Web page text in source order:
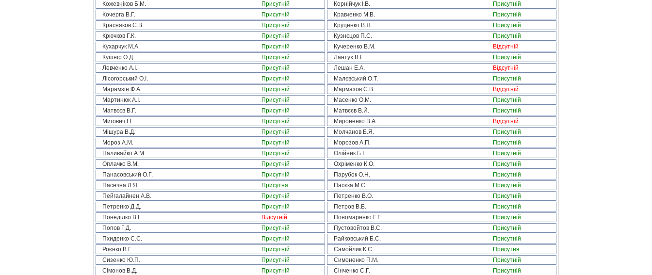
Кожевніков Б.М.
Присутній Корнійчук І.В.
Присутній
Кочерга В.Г.
Присутній Кравченко М.В.
Присутній
Красняков Є.В.
Присутній Круценко В.Я.
Присутній
Крючков Г.К.
Присутній Кузнєцов П.С.
Присутній
Кухарчук М.А.
Присутній Кучеренко В.М.
Відсутній
Кушнір О.Д.
Присутній Лантух В.І.
Присутній
Левченко А.І.
Присутній Лешан Е.А.
Відсутній
Лісогорський О.І.
Присутній Малєвський О.Т.
Присутній
Марамзін Ф.А.
Присутній Мармазов Є.В.
Відсутній
Мартинюк А.І.
Присутній Масенко О.М.
Присутній
Матвєєв В.Г.
Присутній Матвєєв В.Й.
Присутній
Мигович І.І.
Присутній Мироненко В.А.
Відсутній
Мішура В.Д.
Присутній Молчанов Б.Я.
Присутній
Мороз А.М.
Присутній Морозов А.П.
Присутній
Наливайко А.М.
Присутній Олійник Б.І.
Присутній
Оплачко В.М.
Присутній Охріменко К.О.
Присутній
Панасовський О.Г.
Присутній Парубок О.Н.
Присутній
Пасечна Л.Я.
Присутня Пасєка М.С.
Присутній
Пейгалайнен А.В.
Присутній Петренко В.О.
Присутній
Петренко Д.Д.
Присутній Петров В.Б.
Присутній
Понеділко В.І.
Відсутній Пономаренко Г.Г.
Присутній
Попов Г.Д.
Присутній Пустовойтов В.С.
Присутній
Пхиденко С.С.
Присутній Райковський Б.С.
Присутній
Роєнко В.Г.
Присутній Самойлик К.С.
Присутня
Сизенко Ю.П.
Присутній Симоненко П.М.
Присутній
Сімонов В.Д.
Присутній Сінченко С.Г.
Присутній